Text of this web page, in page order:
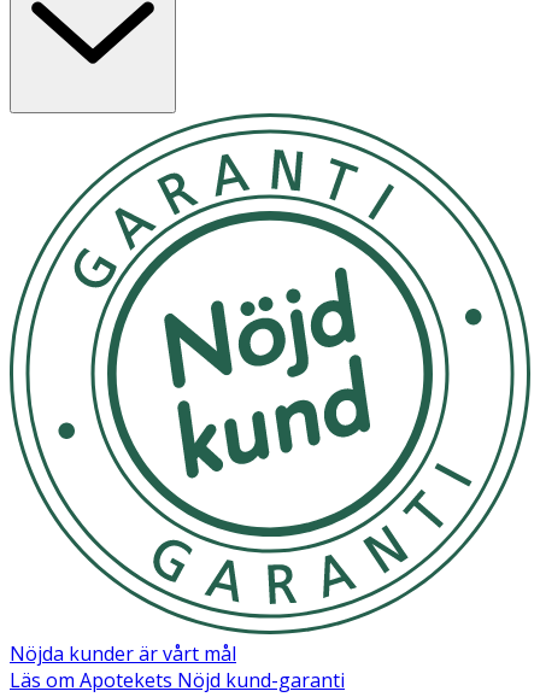
Nöjda kunder är vårt mål
Läs om Apotekets Nöjd kund-garanti